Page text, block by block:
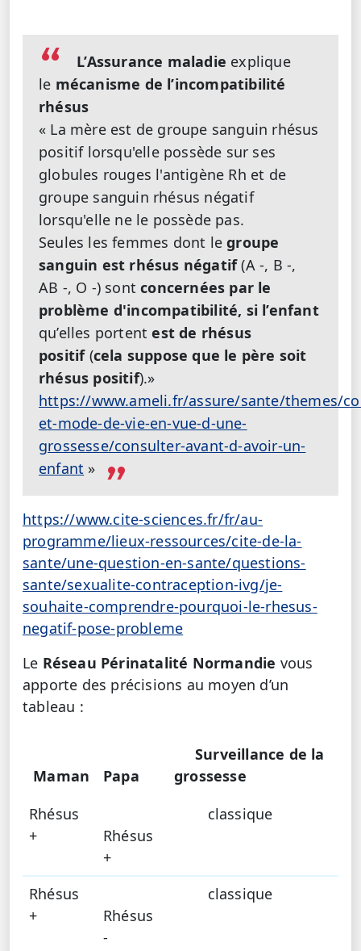
L’Assurance maladie explique
le mécanisme de l’incompatibilité
rhésus
« La mère est de groupe sanguin rhésus
positif lorsqu'elle possède sur ses
globules rouges l'antigène Rh et de
groupe sanguin rhésus négatif
lorsqu'elle ne le possède pas.
Seules les femmes dont legroupe
sanguin est rhésus négatif(A -, B -,
AB -, O -) sontconcernées par le
problème d'incompatibilité, si l’enfant
qu’elles portentest de rhésus
positif (cela suppose que le père soit
rhésus positif).»
https://www.ameli.fr/assure/sante/themes/
et-mode-de-vie-en-vue-d-une-
grossesse/consulter-avant-d-avoir-un-
enfant »
https://www.cite-sciences.fr/fr/au-
programme/lieux-ressources/cite-de-la-
sante/une-question-en-sante/questions-
sante/sexualite-contraception-ivg/je-
souhaite-comprendre-pourquoi-le-rhesus-
negatif-pose-probleme
Le Réseau Périnatalité Normandie vous
apporte des précisions au moyen d’un
tableau :
Maman Papa
Surveillance de la
grossesse
Rhésus
+
Rhésus
+
classique
Rhésus
+
Rhésus
-
classique